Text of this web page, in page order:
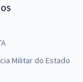
Militar do Estado